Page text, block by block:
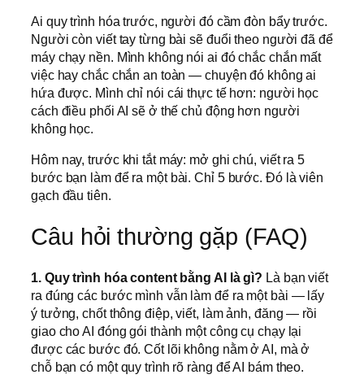
Ai quy trình hóa trước, người đó cầm đòn bẩy trước.
Người còn viết tay từng bài sẽ đuổi theo người đã để
máy chạy nền. Mình không nói ai đó chắc chắn mất
việc hay chắc chắn an toàn — chuyện đó không ai
hứa được. Mình chỉ nói cái thực tế hơn: người học
cách điều phối AI sẽ ở thế chủ động hơn người
không học.
Hôm nay, trước khi tắt máy: mở ghi chú, viết ra 5
bước bạn làm để ra một bài. Chỉ 5 bước. Đó là viên
gạch đầu tiên.
Câu hỏi thường gặp (FAQ)
1. Quy trình hóa content bằng AI là gì? Là bạn viết
ra đúng các bước mình vẫn làm để ra một bài — lấy
ý tưởng, chốt thông điệp, viết, làm ảnh, đăng — rồi
giao cho AI đóng gói thành một công cụ chạy lại
được các bước đó. Cốt lõi không nằm ở AI, mà ở
chỗ bạn có một quy trình rõ ràng để AI bám theo.